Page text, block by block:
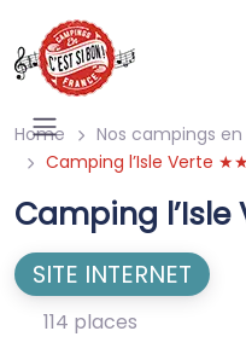
Home
Nos campings en
Camping l’Isle Verte
Camping
SITE INTERNET
114 places